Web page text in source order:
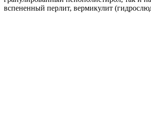
вспененный перлит, вермикулит